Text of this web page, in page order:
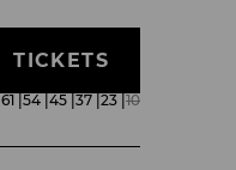
(…)
TICKETS
61 54 45 37 23 10